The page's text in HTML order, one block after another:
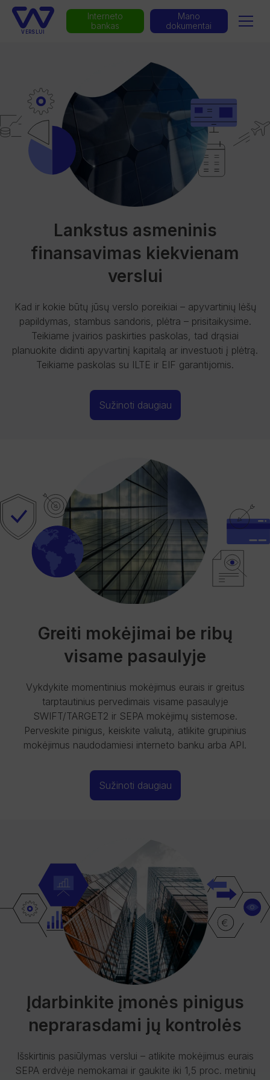
VERSLUI
Interneto
bankas
Mano
dokumentai
Lankstus asmeninis
finansavimas kiekvienam
verslui
Kad ir kokie būtų jūsų verslo poreikiai – apyvartinių lėšų
papildymas, stambus sandoris, plėtra – prisitaikysime.
Teikiame įvairios paskirties paskolas, tad drąsiai
planuokite didinti apyvartinį kapitalą ar investuoti į plėtrą.
Teikiame paskolas su ILTE ir EIF garantijomis.
Sužinoti daugiau
Greiti mokėjimai be ribų
visame pasaulyje
Vykdykite momentinius mokėjimus eurais ir greitus
tarptautinius pervedimais visame pasaulyje
SWIFT/TARGET2 ir SEPA mokėjimų sistemose.
Perveskite pinigus, keiskite valiutą, atlikite grupinius
mokėjimus naudodamiesi interneto banku arba API.
Sužinoti daugiau
Įdarbinkite įmonės pinigus
neprarasdami jų kontrolės
Išskirtinis pasiūlymas verslui – atlikite mokėjimus eurais
SEPA erdvėje nemokamai ir gaukite iki 1,5 proc. metinių